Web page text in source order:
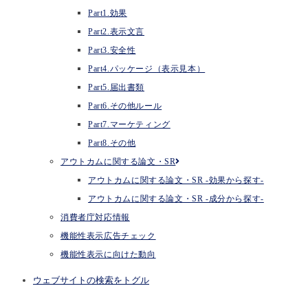
Part1.効果
Part2.表示文言
Part3.安全性
Part4.パッケージ（表示見本）
Part5.届出書類
Part6.その他ルール
Part7.マーケティング
Part8.その他
アウトカムに関する論文・SR
アウトカムに関する論文・SR -効果から探す-
アウトカムに関する論文・SR -成分から探す-
消費者庁対応情報
機能性表示広告チェック
機能性表示に向けた動向
ウェブサイトの検索をトグル